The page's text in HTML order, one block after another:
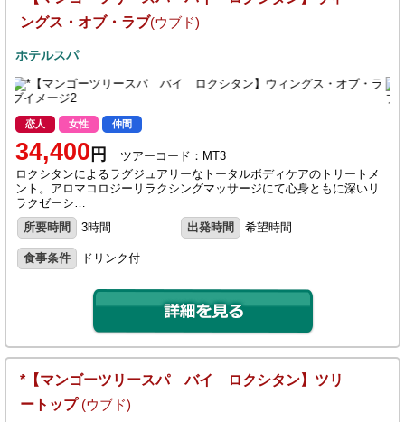
ングス・オブ・ラブ(ウブド)
ホテルスパ
恋人 女性 仲間
34,400 円
ツアーコード：MT3
ロクシタンによるラグジュアリーなトータルボディケアのトリートメ
ント。アロマコロジーリラクシングマッサージにて心身ともに深いリ
ラクゼーシ…
所要時間
3時間 出発時間 希望時間
食事条件 ドリンク付
*【マンゴーツリースパ バイ ロクシタン】ツリ
ートップ (ウブド)